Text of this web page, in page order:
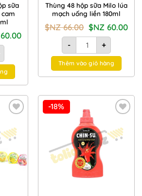
sữa
60.00Giá
hiện
48 hộp sữa chua uống hương cam Yomost hộp
Thùng 48 hộp sữa Milo lúa
mạch uống liền 180ml
$NZ66.00 Giá
gốc
là:
$NZ
66.00.
$NZ 60.00Giá
hiện
-
Thùng 48 hộp sữa Milo
+
Thêm vào giỏ hàng
to
-18%
Wishlist